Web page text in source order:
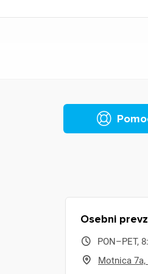
Osebni
PON–PET,
Motnica 7a,